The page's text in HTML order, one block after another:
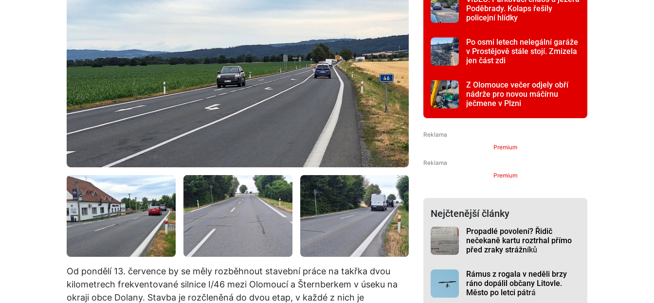
Od pondělí 13. července by se měly rozběhnout stavební práce na takřka dvou
kilometrech frekventované silnice I/46 mezi Olomoucí a Šternberkem v úseku na
okraji obce Dolany. Stavba je rozčleněná do dvou etap, v každé z nich je
Poděbrady. Kolaps řešily
policejní hlídky
Po osmi letech nelegální garáže
v Prostějově stále stojí. Zmizela
jen část zdi
Z Olomouce večer odjely obří
nádrže pro novou máčírnu
ječmene v Plzni
Premium
Premium
Nejčtenější články
Propadlé povolení? Řidič
nečekaně kartu roztrhal přímo
před zraky strážníků
Rámus z rogala v neděli brzy
ráno dopálil občany Litovle.
Město po letci pátrá